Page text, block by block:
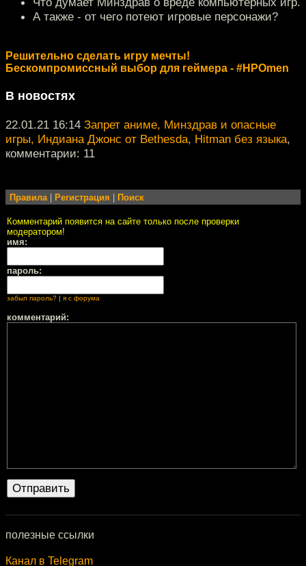
А также - от чего потеют игровые персонажи?
Решительно сделать игру мечты!
Бескомпромиссный выбор для геймера - #HPOmen
В новостях
22.01.21 16:14 Запрет аниме, Минздрав и опасные
игры, Индиана Джонс от Bethesda, Hitman без языка,
комментарии: 11
Правила| Регистрация Поиск
Комментарий появится на сайте только после проверки
модератором!
имя:
пароль:
забыл пароль? | я с форума
комментарий:
полезные ссылки
Канал в Telegram